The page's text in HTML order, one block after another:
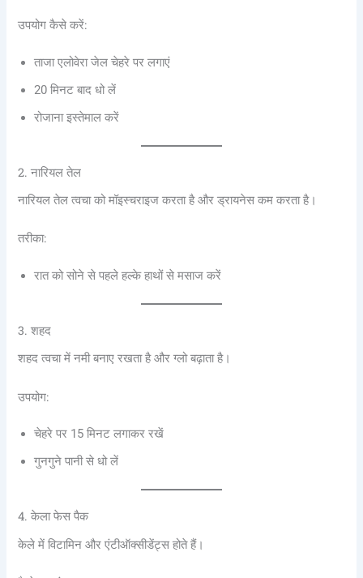
उपयोग कैसे करें:
ताजा एलोवेरा जेल चेहरे पर लगाएं
20 मिनट बाद धो लें
रोजाना इस्तेमाल करें
2. नारियल तेल
नारियल तेल त्वचा को मॉइस्चराइज करता है और ड्रायनेस कम करता है।
तरीका:
रात को सोने से पहले हल्के हाथों से मसाज करें
3. शहद
शहद त्वचा में नमी बनाए रखता है और ग्लो बढ़ाता है।
उपयोग:
चेहरे पर 15 मिनट लगाकर रखें
गुनगुने पानी से धो लें
4. केला फेस पैक
केले में विटामिन और एंटीऑक्सीडेंट्स होते हैं।